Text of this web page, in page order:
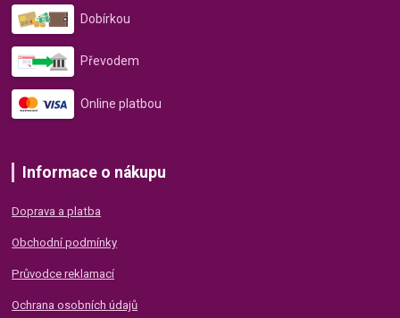
Dobírkou
Převodem
Online platbou
Informace o nákupu
Doprava a platba
Obchodní podmínky
Průvodce reklamací
Ochrana osobních údajů